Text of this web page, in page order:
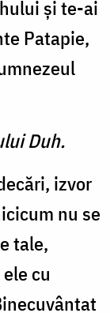
şi te-ai
Patapie,
Duh.
izvor
nu se
tale,
cu